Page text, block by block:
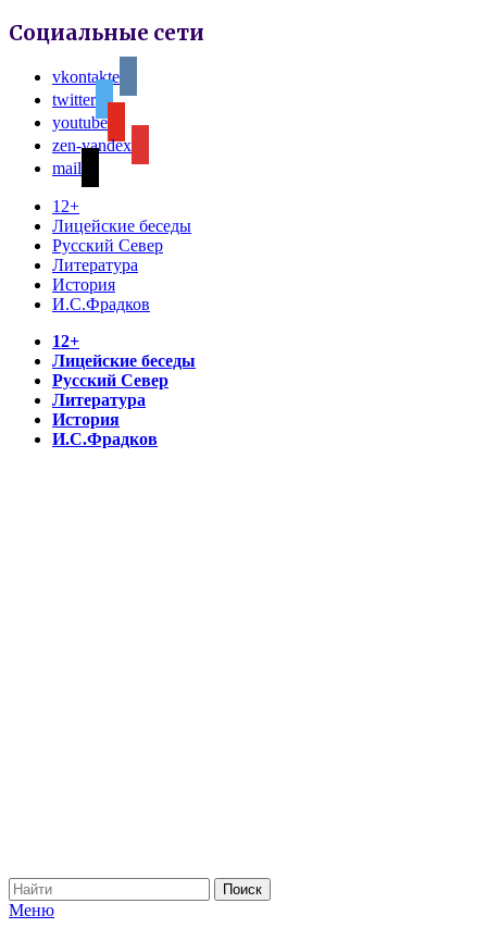
Социальные сети
vkontakte
twitter
youtube
zen-yandex
mail
12+
Лицейские беседы
Русский Север
Литература
История
И.С.Фрадков
12+
Лицейские беседы
Русский Север
Литература
История
И.С.Фрадков
Меню